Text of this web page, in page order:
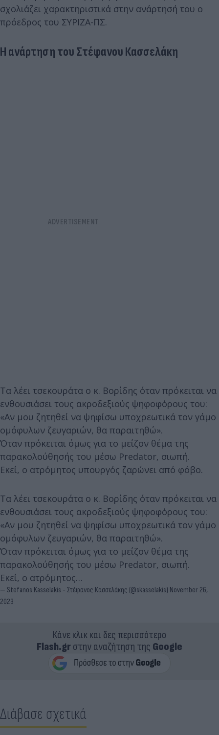
σχολιάζει χαρακτηριστικά στην ανάρτησή του ο
πρόεδρος του ΣΥΡΙΖΑ-ΠΣ.
Η ανάρτηση του Στέφανου Κασσελάκη
Τα λέει τσεκουράτα ο κ. Βορίδης όταν πρόκειται να
ενθουσιάσει τους ακροδεξιούς ψηφοφόρους του:
«Αν μου ζητηθεί να ψηφίσω υποχρεωτικά τον γάμο
ομόφυλων ζευγαριών, θα παραιτηθώ».
Όταν πρόκειται όμως για το μείζον θέμα της
παρακολούθησής του μέσω Predator, σιωπή.
Εκεί, ο ατρόμητος υπουργός ζαρώνει από φόβο.
Τα λέει τσεκουράτα ο κ. Βορίδης όταν πρόκειται να
ενθουσιάσει τους ακροδεξιούς ψηφοφόρους του:
«Αν μου ζητηθεί να ψηφίσω υποχρεωτικά τον γάμο
ομόφυλων ζευγαριών, θα παραιτηθώ».
Όταν πρόκειται όμως για το μείζον θέμα της
παρακολούθησής του μέσω Predator, σιωπή.
Εκεί, ο ατρόμητος…
— Stefanos Kasselakis - Στέφανος Κασσελάκης (@skasselakis) November 26,
2023
Κάνε κλικ και δες περισσότερο
Flash.grστην αναζήτηση της Google
Διάβασε σχετικά